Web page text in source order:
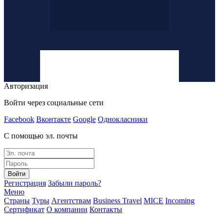
Авторизация
Войти через социальные сети
Facebook Вконтакте Google Однокласники
С помощью эл. почты
Войти
Регистрация Забыли пароль?
Меню
Страны Туры Агентствам Business Travel MICE Incoming
Сертификат О компании Контакты